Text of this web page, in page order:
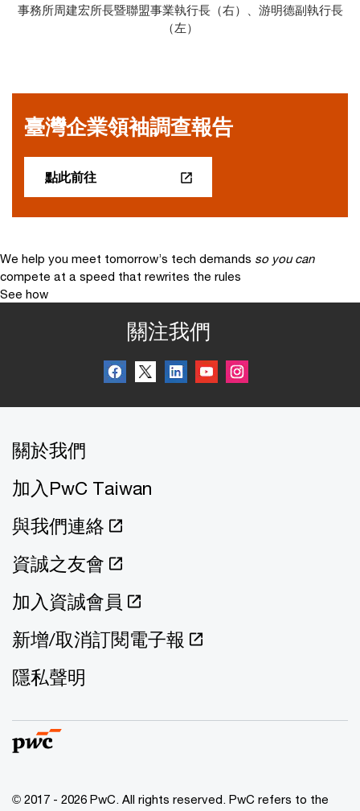
事務所周建宏所長暨聯盟事業執行長（右）、游明德副執行長
（左）
臺灣企業領袖調查報告
點此前往
We help you meet tomorrow’s tech demands so you can
compete at a speed that rewrites the rules
See how
關注我們
關於我們
加入PwC Taiwan
與我們連絡
資誠之友會
加入資誠會員
新增/取消訂閱電子報
隱私聲明
© 2017 - 2026 PwC. All rights reserved. PwC refers to the